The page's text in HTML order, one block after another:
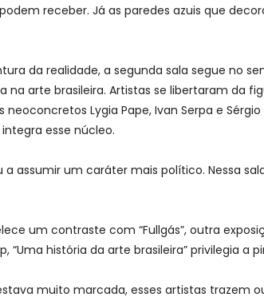
receber. Já as paredes azuis que
da realidade, a segunda sala segue no
arte brasileira. Artistas se libertaram da
Lygia Pape, Ivan Serpa e
esse núcleo.
assumir um caráter mais político. Nessa
um contraste com “Fullgás”, outra
“Uma história da arte brasileira” privilegia a
muito marcada, esses artistas trazem